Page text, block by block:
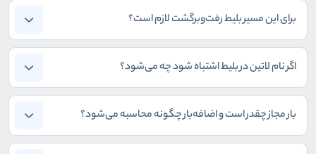
برای این مسیر بلیط رفت‌وبرگشت لازم است؟
اگر نام لاتین در بلیط اشتباه شود چه می‌شود؟
بار مجاز چقدر است و اضافه‌بار چگونه محاسبه می‌شود؟